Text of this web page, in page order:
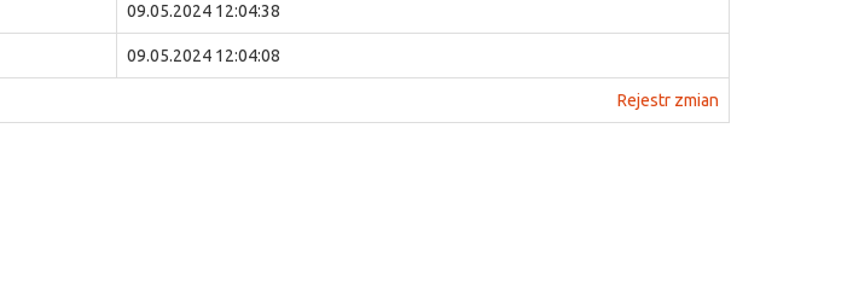
09.05.2024 12:04:38
09.05.2024 12:04:08
Rejestr zmian